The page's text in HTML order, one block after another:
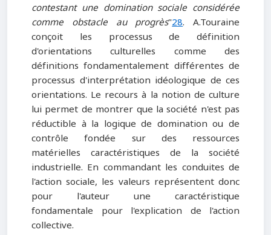
contestant une domination sociale considérée
comme obstacle au progrès"28. A.Touraine
conçoit les processus de définition
d'orientations culturelles comme des
définitions fondamentalement différentes de
processus d'interprétation idéologique de ces
orientations. Le recours à la notion de culture
lui permet de montrer que la société n'est pas
réductible à la logique de domination ou de
contrôle fondée sur des ressources
matérielles caractéristiques de la société
industrielle. En commandant les conduites de
l'action sociale, les valeurs représentent donc
pour l'auteur une caractéristique
fondamentale pour l'explication de l'action
collective.